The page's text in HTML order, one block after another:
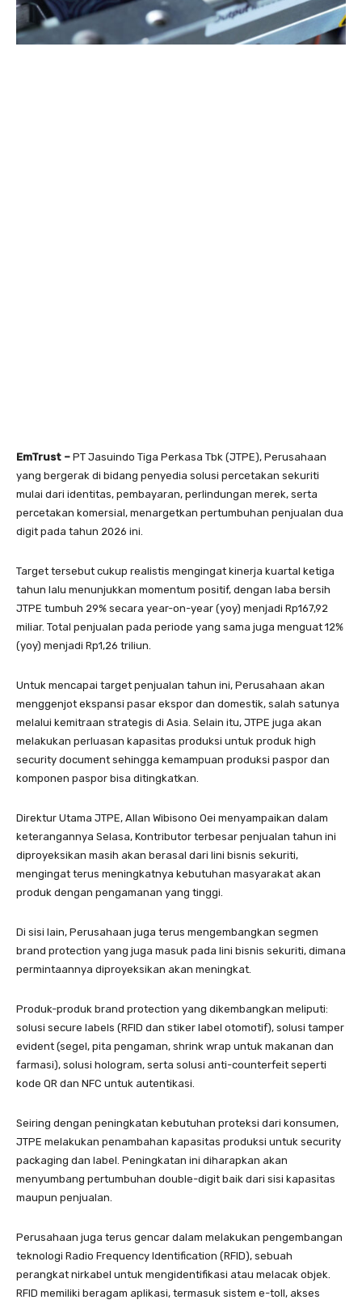
EmTrust – PT Jasuindo Tiga Perkasa Tbk (JTPE), Perusahaan
yang bergerak di bidang penyedia solusi percetakan sekuriti
mulai dari identitas, pembayaran, perlindungan merek, serta
percetakan komersial, menargetkan pertumbuhan penjualan dua
digit pada tahun 2026 ini.
Target tersebut cukup realistis mengingat kinerja kuartal ketiga
tahun lalu menunjukkan momentum positif, dengan laba bersih
JTPE tumbuh 29% secara year-on-year (yoy) menjadi Rp167,92
miliar. Total penjualan pada periode yang sama juga menguat 12%
(yoy) menjadi Rp1,26 triliun.
Untuk mencapai target penjualan tahun ini, Perusahaan akan
menggenjot ekspansi pasar ekspor dan domestik, salah satunya
melalui kemitraan strategis di Asia. Selain itu, JTPE juga akan
melakukan perluasan kapasitas produksi untuk produk high
security document sehingga kemampuan produksi paspor dan
komponen paspor bisa ditingkatkan.
Direktur Utama JTPE, Allan Wibisono Oei menyampaikan dalam
keterangannya Selasa, Kontributor terbesar penjualan tahun ini
diproyeksikan masih akan berasal dari lini bisnis sekuriti,
mengingat terus meningkatnya kebutuhan masyarakat akan
produk dengan pengamanan yang tinggi.
Di sisi lain, Perusahaan juga terus mengembangkan segmen
brand protection yang juga masuk pada lini bisnis sekuriti, dimana
permintaannya diproyeksikan akan meningkat.
Produk-produk brand protection yang dikembangkan meliputi:
solusi secure labels (RFID dan stiker label otomotif), solusi tamper
evident (segel, pita pengaman, shrink wrap untuk makanan dan
farmasi), solusi hologram, serta solusi anti-counterfeit seperti
kode QR dan NFC untuk autentikasi.
Seiring dengan peningkatan kebutuhan proteksi dari konsumen,
JTPE melakukan penambahan kapasitas produksi untuk security
packaging dan label. Peningkatan ini diharapkan akan
menyumbang pertumbuhan double-digit baik dari sisi kapasitas
maupun penjualan.
Perusahaan juga terus gencar dalam melakukan pengembangan
teknologi Radio Frequency Identification (RFID), sebuah
perangkat nirkabel untuk mengidentifikasi atau melacak objek.
RFID memiliki beragam aplikasi, termasuk sistem e-toll, akses